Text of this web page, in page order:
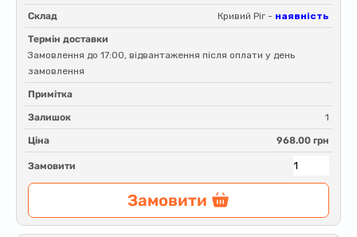
Склад Кривий Ріг - наявність
Термін доставки
Замовлення до 17:00, відвантаження після оплати у день
замовлення
Примітка
Залишок 1
Ціна 968.00 грн
Замовити
Замовити